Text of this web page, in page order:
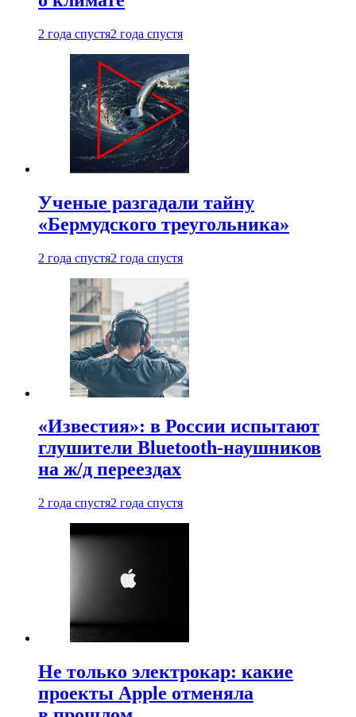
2 года спустя2 года спустя
Ученые разгадали тайну
«Бермудского треугольника»
2 года спустя2 года спустя
«Известия»: в России испытают
глушители Bluetooth-наушников
на ж/д переездах
2 года спустя2 года спустя
Не только электрокар: какие
проекты Apple отменяла